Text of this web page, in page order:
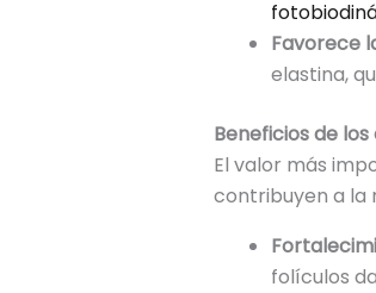
Favorece
elastina,
Beneficios de
El valor más
contribuyen a la
folículos